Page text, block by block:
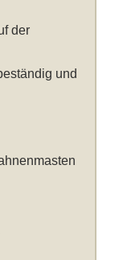
der
und